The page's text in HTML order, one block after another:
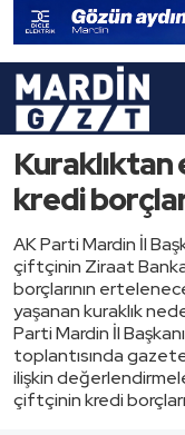
kredi
AK Parti Mardin İl
çiftçinin Ziraat
borçlarının
yaşanan kuraklık
Parti Mardin İl
toplantısında
ilişkin
çiftçinin kredi